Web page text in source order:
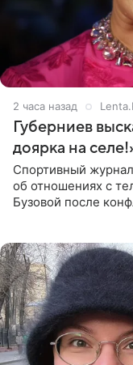
2 часа назад
Губерниев
доярка на
Спортивный
об отношениях с
Бузовой после